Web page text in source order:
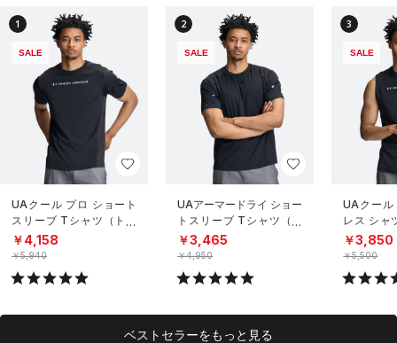
1
SALE
UAクール プロ ショート
スリーブ Tシャツ（トレ
ーニング/MEN）
￥4,158
￥5,940
2
SALE
UAアーマードライ ショー
トスリーブ Tシャツ（ト
レーニング/MEN）
￥3,465
￥4,950
3
SALE
UAクール
レス シャ
グ/MEN）
￥3,850
￥5,500
ベストセラーをもっと見る